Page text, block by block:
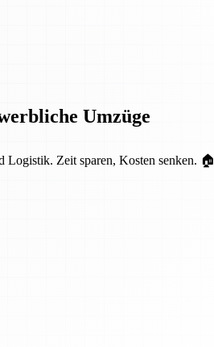
Umzüge
Logistik. Zeit sparen, Kosten senken. 🏠